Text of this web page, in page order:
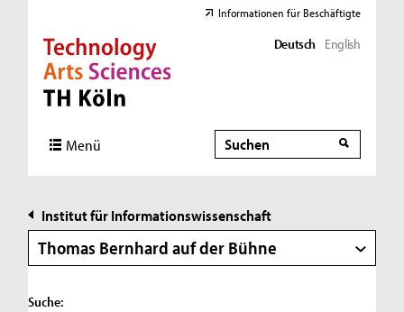
Direkt zur Hauptnavigation
Direkt zur Subnavigation
Direkt zum Inhalt
Direkt zum Fußbereich
Informationen für Beschäftigte
Deutsch English
Menü Suche
Suche
Institut für Informationswissenschaft
Thomas Bernhard auf der Bühne
Suche: